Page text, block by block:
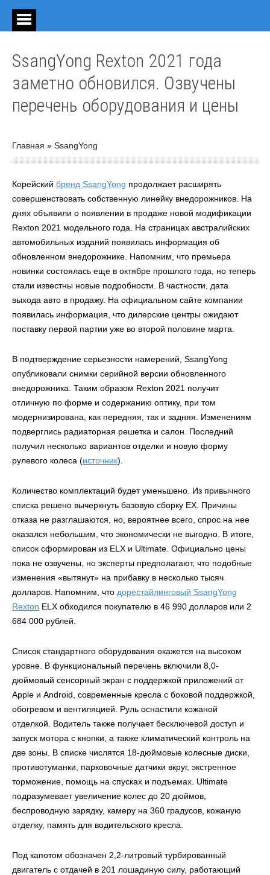
SsangYong Rexton 2021 года
заметно обновился. Озвучены
перечень оборудования и цены
Главная » SsangYong
Корейский бренд SsangYong продолжает расширять
совершенствовать собственную линейку внедорожников. На
днях объявили о появлении в продаже новой модификации
Rexton 2021 модельного года. На страницах австралийских
автомобильных изданий появилась информация об
обновленном внедорожнике. Напомним, что премьера
новинки состоялась еще в октябре прошлого года, но теперь
стали известны новые подробности. В частности, дата
выхода авто в продажу. На официальном сайте компании
появилась информация, что дилерские центры ожидают
поставку первой партии уже во второй половине марта.
В подтверждение серьезности намерений, SsangYong
опубликовали снимки серийной версии обновленного
внедорожника. Таким образом Rexton 2021 получит
отличную по форме и содержанию оптику, при том
модернизирована, как передняя, так и задняя. Изменениям
подверглись радиаторная решетка и салон. Последний
получил несколько вариантов отделки и новую форму
рулевого колеса (источник).
Количество комплектаций будет уменьшено. Из привычного
списка решено вычеркнуть базовую сборку EX. Причины
отказа не разглашаются, но, вероятнее всего, спрос на нее
оказался небольшим, что экономически не выгодно. В итоге,
список сформирован из ELX и Ultimate. Официально цены
пока не озвучены, но эксперты предполагают, что подобные
изменения «вытянут» на прибавку в несколько тысяч
долларов. Напомним, что дорестайлинговый SsangYong
Rexton ELX обходился покупателю в 46 990 долларов или 2
684 000 рублей.
Список стандартного оборудования окажется на высоком
уровне. В функциональный перечень включили 8,0-
дюймовый сенсорный экран с поддержкой приложений от
Apple и Android, современные кресла с боковой поддержкой,
обогревом и вентиляцией. Руль оснастили кожаной
отделкой. Водитель также получает бесключевой доступ и
запуск мотора с кнопки, а также климатический контроль на
две зоны. В списке числятся 18-дюймовые колесные диски,
противотуманки, парковочные датчики вкруг, экстренное
торможение, помощь на спусках и подъемах. Ultimate
подразумевает увеличение колес до 20 дюймов,
беспроводную зарядку, камеру на 360 градусов, кожаную
отделку, память для водительского кресла.
Под капотом обозначен 2,2-литровый турбированный
двигатель с отдачей в 201 лошадиную силу, работающий